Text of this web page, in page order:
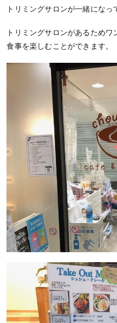
トリミングサロンが一緒になっ
トリミングサロンがあるため
食事を楽しむことができます。